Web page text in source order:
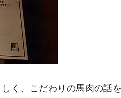
く、こだわりの馬肉の話